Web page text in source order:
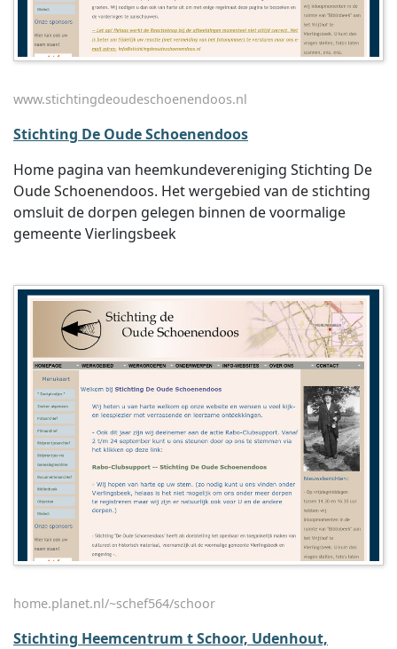
www.stichtingdeoudeschoenendoos.nl
Stichting De Oude Schoenendoos
Home pagina van heemkundevereniging Stichting De
Oude Schoenendoos. Het wergebied van de stichting
omsluit de dorpen gelegen binnen de voormalige
gemeente Vierlingsbeek
home.planet.nl/~schef564/schoor
Stichting Heemcentrum t Schoor, Udenhout,